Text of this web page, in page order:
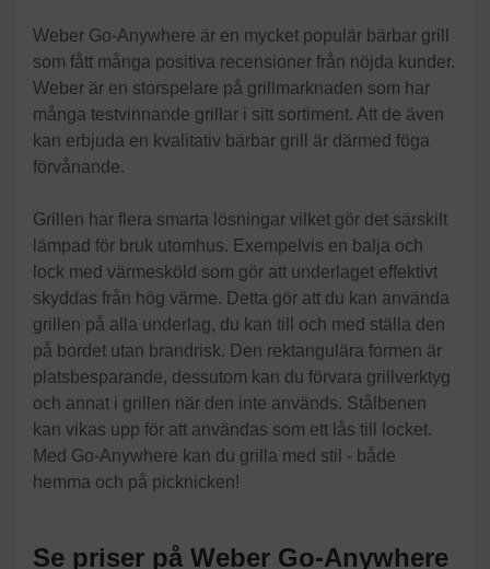
Weber Go-Anywhere är en mycket populär bärbar grill
som fått många positiva recensioner från nöjda kunder.
Weber är en storspelare på grillmarknaden som har
många testvinnande grillar i sitt sortiment. Att de även
kan erbjuda en kvalitativ bärbar grill är därmed föga
förvånande.
Grillen har flera smarta lösningar vilket gör det särskilt
lämpad för bruk utomhus. Exempelvis en balja och
lock med värmesköld som gör att underlaget effektivt
skyddas från hög värme. Detta gör att du kan använda
grillen på alla underlag, du kan till och med ställa den
på bordet utan brandrisk. Den rektangulära formen är
platsbesparande, dessutom kan du förvara grillverktyg
och annat i grillen när den inte används. Stålbenen
kan vikas upp för att användas som ett lås till locket.
Med Go-Anywhere kan du grilla med stil - både
hemma och på picknicken!
Se priser på Weber Go-Anywhere